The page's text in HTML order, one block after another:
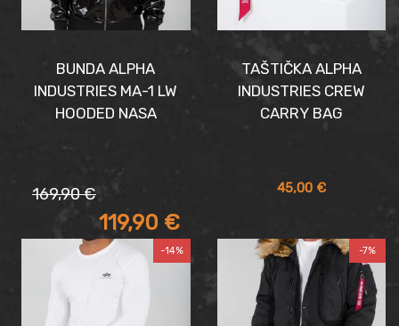
BUNDA ALPHA
INDUSTRIES MA-1 LW
HOODED NASA
169,90€
bola:
169,90 €.
119,90 €
je:
119,90 €.
TAŠTIČKA ALPHA
INDUSTRIES CREW
CARRY BAG
45,00 €
-14% -7%